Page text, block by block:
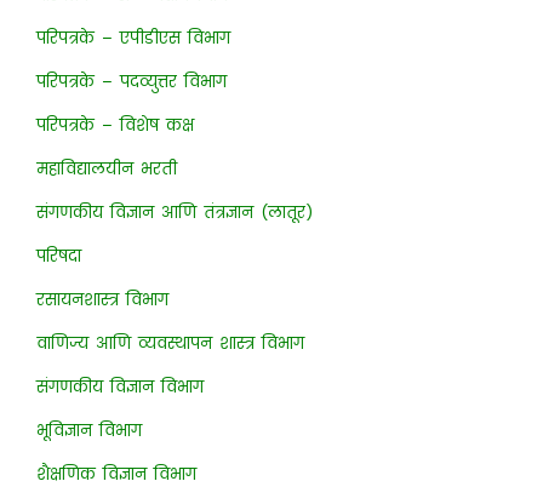
परिपत्रके – एपीडीएस विभाग
परिपत्रके – पदव्युत्तर विभाग
परिपत्रके – विशेष कक्ष
महाविद्यालयीन भरती
संगणकीय विज्ञान आणि तंत्रज्ञान (लातूर)
परिषदा
रसायनशास्त्र विभाग
वाणिज्य आणि व्यवस्थापन शास्त्र विभाग
संगणकीय विज्ञान विभाग
भूविज्ञान विभाग
शैक्षणिक विज्ञान विभाग